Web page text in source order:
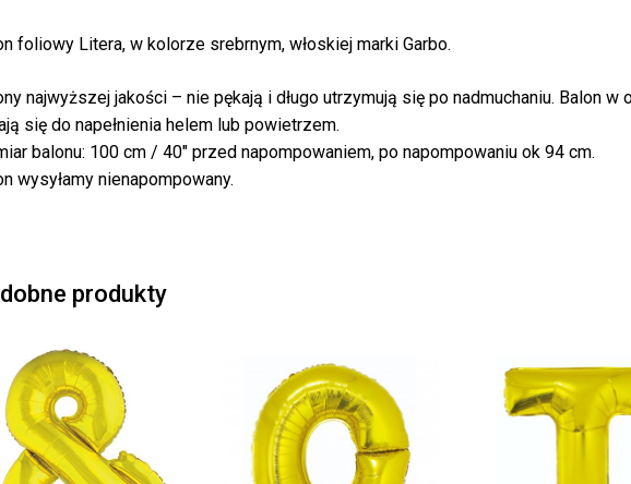
Brak
foliowy Litera, w kolorze srebrnym, włoskiej marki Garbo.
najwyższej jakości – nie pękają i długo utrzymują się po nadmuchaniu. Balon w
się do napełnienia helem lub powietrzem.
balonu: 100 cm / 40″ przed napompowaniem, po napompowaniu ok 94 cm.
wysyłamy nienapompowany.
produkty